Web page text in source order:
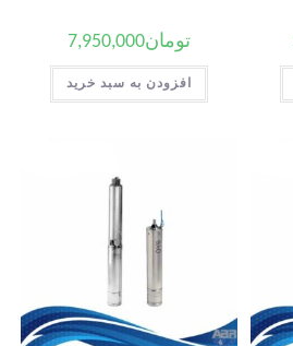
تومان7,950,000
افزودن به سبد خرید